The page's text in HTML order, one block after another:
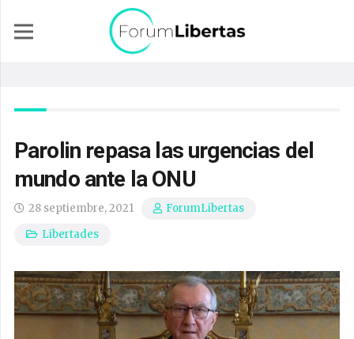
Parolin repasa las urgencias del
mundo ante la ONU
28 septiembre, 2021
ForumLibertas
Libertades